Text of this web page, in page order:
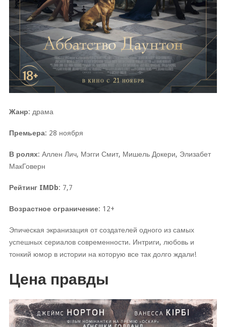
Жанр: драма
Премьера: 28 ноября
В ролях: Аллен Лич, Мэгги Смит, Мишель Докери, Элизабет
МакГоверн
Рейтинг IMDb: 7,7
Возрастное ограничение: 12+
Эпическая экранизация от создателей одного из самых
успешных сериалов современности. Интриги, любовь и
тонкий юмор в истории на которую все так долго ждали!
Цена правды